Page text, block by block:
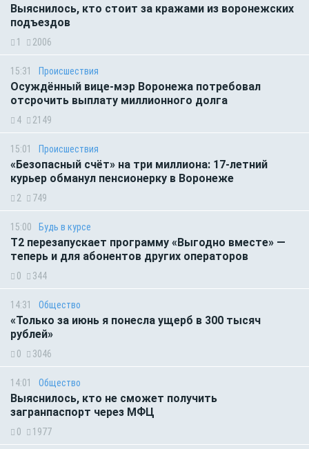
Выяснилось, кто стоит за кражами из воронежских
подъездов
1 2006
15:31 Происшествия
Осуждённый вице-мэр Воронежа потребовал
отсрочить выплату миллионного долга
4 2149
15:01 Происшествия
«Безопасный счёт» на три миллиона: 17-летний
курьер обманул пенсионерку в Воронеже
2 749
15:00 Будь в курсе
Т2 перезапускает программу «Выгодно вместе» —
теперь и для абонентов других операторов
0 344
14:31 Общество
«Только за июнь я понесла ущерб в 300 тысяч
рублей»
0 3046
14:01 Общество
Выяснилось, кто не сможет получить
загранпаспорт через МФЦ
0 1977